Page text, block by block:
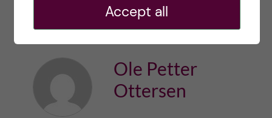
ORDFÖRANDELAND STOCKHOLM TRIO
Ole Petter
Ottersen
Accept all